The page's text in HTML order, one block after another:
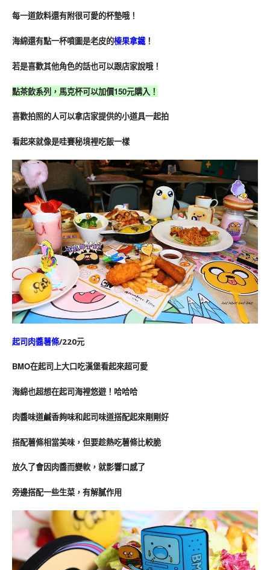
每一道飲料還有附很可愛的杯墊哦！
海綿還有點一杯噴圖是老皮的榛果拿鐵！
若是喜歡其他角色的話也可以跟店家說哦！
點茶飲系列，馬克杯可以加價150元購入！
喜歡拍照的人可以拿店家提供的小道具一起拍
看起來就像是哇賽秘境裡吃飯一樣
起司肉醬薯條/220元
BMO在起司上大口吃漢堡看起來超可愛
海綿也超想在起司海裡悠遊！哈哈哈
肉醬味道鹹香夠味和起司味道搭配起來剛剛好
搭配薯條相當美味，但要趁熱吃薯條比較脆
放久了會因肉醬而變軟，就影響口感了
旁邊搭配一些生菜，有解膩作用